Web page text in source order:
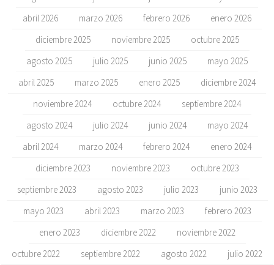
abril 2026
marzo 2026 febrero 2026
enero 2026
diciembre 2025
noviembre 2025
octubre 2025
agosto 2025
julio 2025 junio 2025
mayo 2025
abril 2025
marzo 2025 enero 2025
diciembre 2024
noviembre 2024
octubre 2024
septiembre 2024
agosto 2024
julio 2024 junio 2024
mayo 2024
abril 2024
marzo 2024 febrero 2024
enero 2024
diciembre 2023
noviembre 2023
octubre 2023
septiembre 2023
agosto 2023 julio 2023
junio 2023
mayo 2023
abril 2023 marzo 2023
febrero 2023
enero 2023
diciembre 2022
noviembre 2022
octubre 2022
septiembre 2022 agosto 2022
julio 2022